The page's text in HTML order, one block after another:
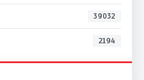
39032
2194